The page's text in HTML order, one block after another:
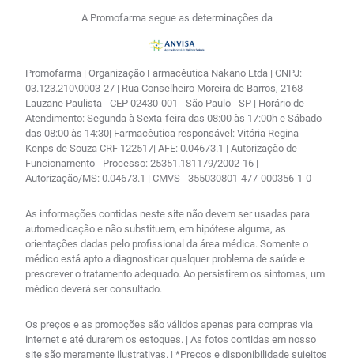
A Promofarma segue as determinações da
Promofarma | Organização Farmacêutica Nakano Ltda | CNPJ:
03.123.210\0003-27 | Rua Conselheiro Moreira de Barros, 2168 -
Lauzane Paulista - CEP 02430-001 - São Paulo - SP | Horário de
Atendimento: Segunda à Sexta-feira das 08:00 às 17:00h e Sábado
das 08:00 às 14:30| Farmacêutica responsável: Vitória Regina
Kenps de Souza CRF 122517| AFE: 0.04673.1 | Autorização de
Funcionamento - Processo: 25351.181179/2002-16 |
Autorização/MS: 0.04673.1 | CMVS - 355030801-477-000356-1-0
As informações contidas neste site não devem ser usadas para
automedicação e não substituem, em hipótese alguma, as
orientações dadas pelo profissional da área médica. Somente o
médico está apto a diagnosticar qualquer problema de saúde e
prescrever o tratamento adequado. Ao persistirem os sintomas, um
médico deverá ser consultado.
Os preços e as promoções são válidos apenas para compras via
internet e até durarem os estoques. | As fotos contidas em nosso
site são meramente ilustrativas. | *Preços e disponibilidade sujeitos